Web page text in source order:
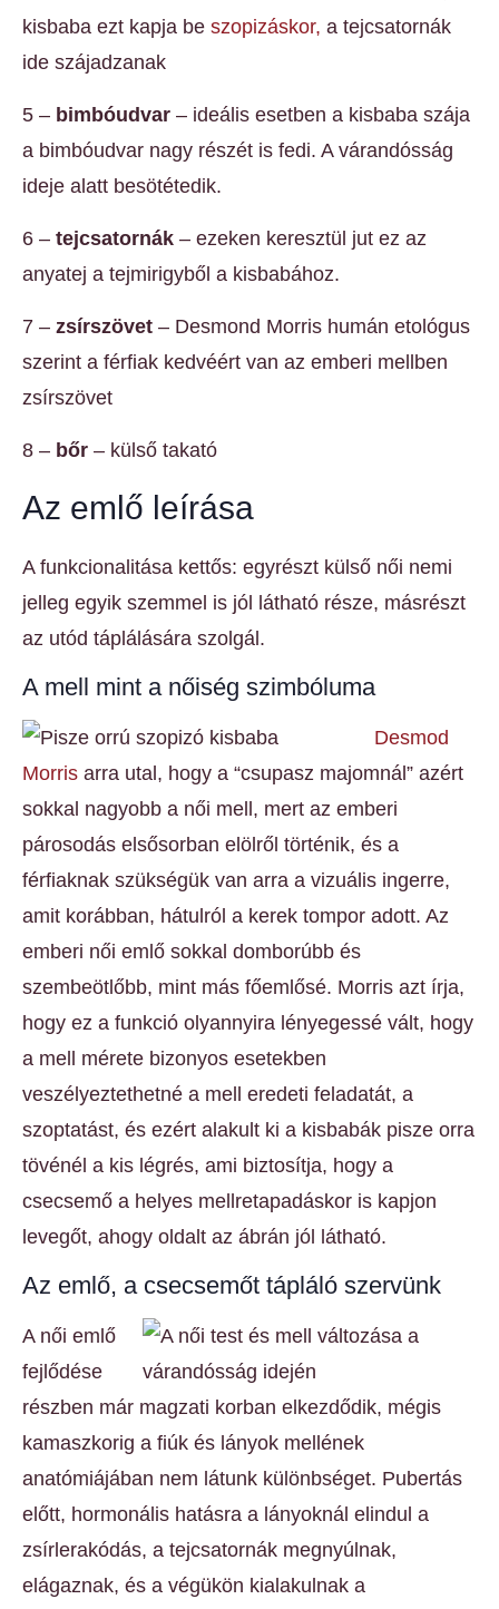
kisbaba ezt kapja be szopizáskor, a tejcsatornák
ide szájadzanak
5 – bimbóudvar – ideális esetben a kisbaba szája
a bimbóudvar nagy részét is fedi. A várandósság
ideje alatt besötétedik.
6 – tejcsatornák – ezeken keresztül jut ez az
anyatej a tejmirigyből a kisbabához.
7 – zsírszövet – Desmond Morris humán etológus
szerint a férfiak kedvéért van az emberi mellben
zsírszövet
8 – bőr – külső takató
Az emlő leírása
A funkcionalitása kettős: egyrészt külső női nemi
jelleg egyik szemmel is jól látható része, másrészt
az utód táplálására szolgál.
A mell mint a nőiség szimbóluma
Desmod
Morris arra utal, hogy a “csupasz majomnál” azért
sokkal nagyobb a női mell, mert az emberi
párosodás elsősorban elölről történik, és a
férfiaknak szükségük van arra a vizuális ingerre,
amit korábban, hátulról a kerek tompor adott. Az
emberi női emlő sokkal domborúbb és
szembeötlőbb, mint más főemlősé. Morris azt írja,
hogy ez a funkció olyannyira lényegessé vált, hogy
a mell mérete bizonyos esetekben
veszélyeztethetné a mell eredeti feladatát, a
szoptatást, és ezért alakult ki a kisbabák pisze orra
tövénél a kis légrés, ami biztosítja, hogy a
csecsemő a helyes mellretapadáskor is kapjon
levegőt, ahogy oldalt az ábrán jól látható.
Az emlő, a csecsemőt tápláló szervünk
A női emlő
fejlődése
részben már magzati korban elkezdődik, mégis
kamaszkorig a fiúk és lányok mellének
anatómiájában nem látunk különbséget. Pubertás
előtt, hormonális hatásra a lányoknál elindul a
zsírlerakódás, a tejcsatornák megnyúlnak,
elágaznak, és a végükön kialakulnak a